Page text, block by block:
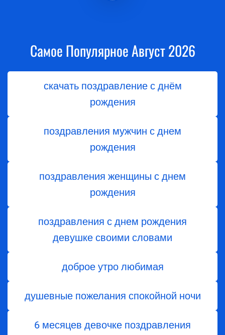
Самое Популярное Август 2026
скачать поздравление с днём
рождения
поздравления мужчин с днем
рождения
поздравления женщины с днем
рождения
поздравления с днем рождения
девушке своими словами
доброе утро любимая
душевные пожелания спокойной ночи
6 месяцев девочке поздравления